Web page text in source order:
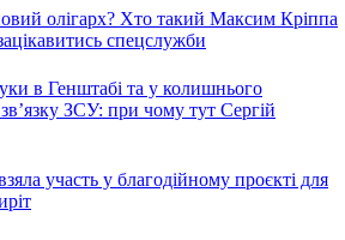
олігарх? Хто такий Максим Кріппа
спецслужби
в Генштабі та у колишнього
ЗСУ: при чому тут Сергій
участь у благодійному проєкті для